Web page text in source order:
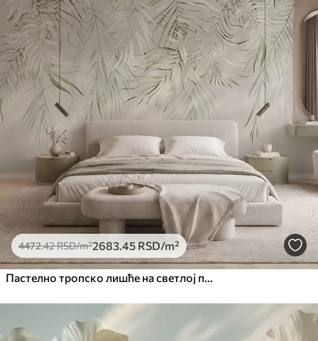
Стандард
4472 .42 2683 .45 RSD /m²
Премиум
5525.003315 .00 RSD /m²
Премиум
.333800.00RSD/m²
Peel and Stick
8166.674900.00RSD/m²
4472.42RSD/m²2683 .45 RSD/m²